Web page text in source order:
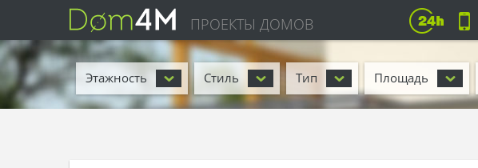
ПРОЕКТЫ ДОМОВ
Этажность Стиль Тип Площадь